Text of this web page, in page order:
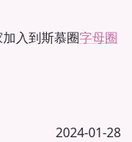
入到斯慕圈字母圈
2024-01-28